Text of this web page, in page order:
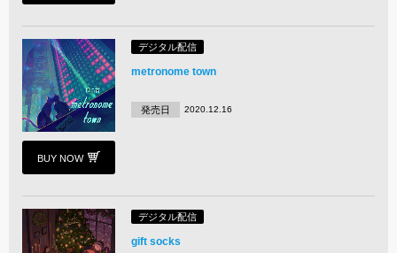
BUY NOW
デジタル配信
metronome town
発売日 2020.12.16
デジタル配信
gift socks